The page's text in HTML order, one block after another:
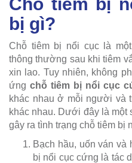
bị gì?
Chỗ tiêm bị nổi cục là
thông thường sau khi tiêm
xin lao. Tuy nhiên, không
ứng chỗ tiêm bị nổi cục
khác nhau ở mỗi người và
khác nhau. Dưới đây là một
gây ra tình trạng chỗ tiêm bị
Bạch hầu, uốn ván và
bị nổi cục cứng là tác